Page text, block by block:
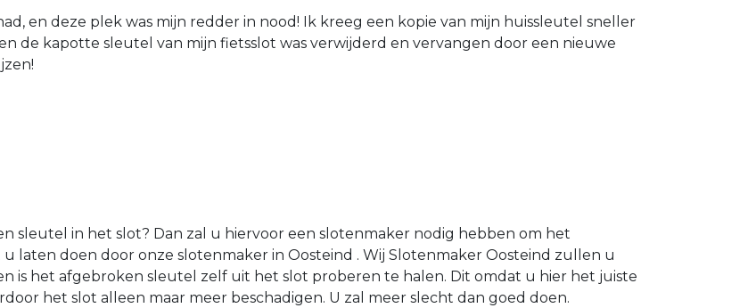
en deze plek was mijn redder in nood! Ik kreeg een kopie van mijn huissleutel sneller
de kapotte sleutel van mijn fietsslot was verwijderd en vervangen door een nieuwe
sleutel in het slot? Dan zal u hiervoor een slotenmaker nodig hebben om het
laten doen door onze slotenmaker in Oosteind . Wij Slotenmaker Oosteind zullen u
is het afgebroken sleutel zelf uit het slot proberen te halen. Dit omdat u hier het juiste
het slot alleen maar meer beschadigen. U zal meer slecht dan goed doen.